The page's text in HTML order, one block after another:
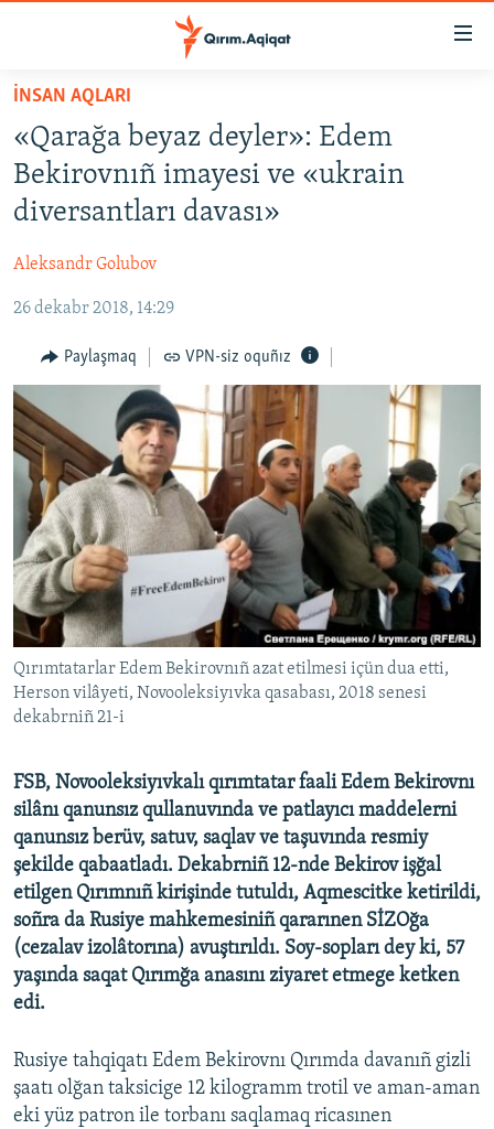
Esas
qaytmaq
Baş
navigatsiyağa
qaytmaq
Qıdıruvğa
SİYASET
İQTİSADİYAT
MEDENİYET
İNSAN AQLARI
VİDEO
SÜRET
BLOGLAR
FİKİR
Русский
Українською
QOŞULIÑIZ!
İNSAN AQLARI
«Qarağa beyaz deyler»: Edem
Bekirovnıñ imayesi ve «ukrain
diversantları davası»
Aleksandr Golubov
26 dekabr 2018, 14:29
Paylaşmaq VPN-siz oquñız
Qırımtatarlar Edem Bekirovnıñ azat etilmesi içün dua etti,
Herson vilâyeti, Novooleksiyıvka qasabası, 2018 senesi
dekabrniñ 21-i
FSB, Novooleksiyıvkalı qırımtatar faali Edem Bekirovnı
silânı qanunsız qullanuvında ve patlayıcı maddelerni
qanunsız berüv, satuv, saqlav ve taşuvında resmiy
şekilde qabaatladı. Dekabrniñ 12-nde Bekirov işğal
etilgen Qırımnıñ kirişinde tutuldı, Aqmescitke ketirildi,
soñra da Rusiye mahkemesiniñ qararınen SİZOğa
(cezalav izolâtorına) avuştırıldı. Soy-sopları dey ki, 57
yaşında saqat Qırımğa anasını ziyaret etmege ketken
edi.
Rusiye tahqiqatı Edem Bekirovnı Qırımda davanıñ gizli
şaatı olğan taksicige 12 kilogramm trotil ve aman-aman
eki yüz patron ile torbanı saqlamaq ricasınen